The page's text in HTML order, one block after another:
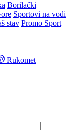
Borilački
Sportovi na vodi
stav Promo Sport
Rukomet